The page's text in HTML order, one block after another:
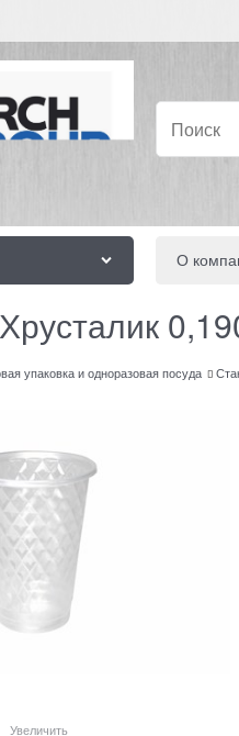
О
упаковка и одноразовая посуда
Увеличить